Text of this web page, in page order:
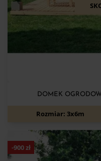
DOMEK
11 700
Rozmiar: 3x6m
-900zł